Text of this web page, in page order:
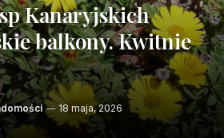
Kanaryjskich
balkony. Kwitnie
18 maja, 2026